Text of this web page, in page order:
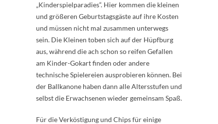
„Kinderspielparadies“. Hier kommen die kleinen
und größeren Geburtstagsgäste auf ihre Kosten
und müssen nicht mal zusammen unterwegs
sein. Die Kleinen toben sich auf der Hüpfburg
aus, während die ach schon so reifen Gefallen
am Kinder-Gokart finden oder andere
technische Spielereien ausprobieren können. Bei
der Ballkanone haben dann alle Altersstufen und
selbst die Erwachsenen wieder gemeinsam Spaß.
Für die Verköstigung und Chips für einige